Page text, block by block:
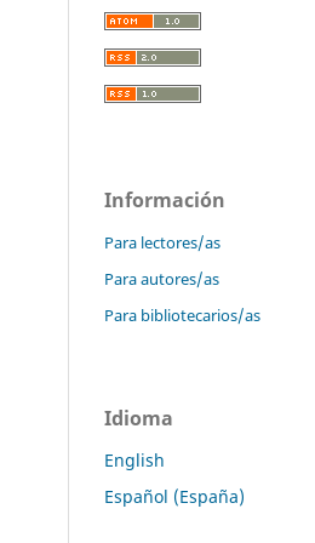
Información
Para lectores/as
Para autores/as
Para bibliotecarios/as
Idioma
English
Español (España)